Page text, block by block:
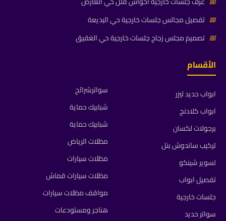
📅 تفصيل مجالس جلسات خارجية حي البديعة
📅 تصميم مجلس زجاج جلسات خارجية حي الغقيق
الأقسام
ابواب حديد ليزر
ابواب كلادنج
برجولات لكسان
تركيب ساندوش بنل
تسوير شينكو
تفصيل ابواب
جلسات خارجية
سواتر حديد
سواترشرائح
شبابيك حماية
شبابيك حماية
مظلات الرياض
مظلات سيارات
مظلات سيارات قماش
مواقف مظلات سيارات
هناجر ومستودعات